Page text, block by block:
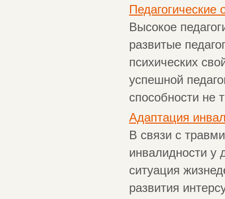
Педагогические
Высокое
развитые
психических
успешной
способности не
Адаптация
В связи с
инвалидности у
ситуация
развития